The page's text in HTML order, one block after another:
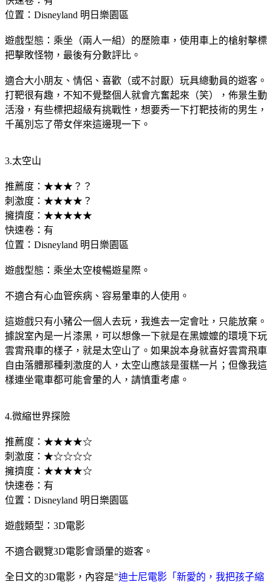
位置：Disneyland 明日樂園區
遊戲型態：乘坐（兩人一組）的歷險車，使用車上的槍射擊標
把擊敗怪物，最後有分數評比。
適合大小朋友、情侶、喜歡（或不討厭）玩具總動員的遊客。
打靶很有趣，不知不覺整個人就會亢奮起來（笑），佈景生動
活潑，有些標把超級有挑戰性，想要秀一下打靶技術的男生，
千萬別忘了帶女伴來這邊現一下。
3.太空山
推薦度：★★★？？
刺激度：★★★★？
擁擠度：★★★★★
快速卷：有
位置：Disneyland 明日樂園區
遊戲型態：乘坐太空梭暢遊星際。
不適合有心血管疾病、容易暈車的人使用。
這遊戲只有小豬公一個人去玩，我進去一定會吐，只能放棄。
據說室內是一片漆黑，可以想像一下就是在黑嬤嬤的環境下玩
雲霄飛車的樣子，就是太空山了。如果說本身就喜好雲霄飛車
自由落體那種刺激度的人，太空山應該是蛋糕一片；但像我這
樣連坐電車都可能會暈的人，請慎重考慮。
4.微縮世界探險
推薦度：★★★★☆
刺激度：★☆☆☆☆
擁擠度：★★★★☆
快速卷：有
位置：Disneyland 明日樂園區
遊戲類型：3D電影
不適合觀覽3D電影會頭暈的遊客。
全日文的3D電影，內容是"迪士尼電影「新愛的，我把孩子縮